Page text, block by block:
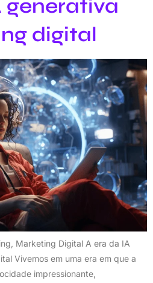
generativa
digital
Marketing Digital A era da IA
Vivemos em uma era em que a
impressionante,